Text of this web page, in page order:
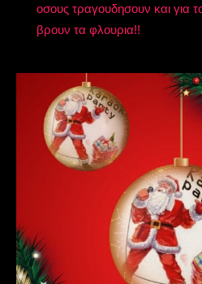
οσους τραγουδησουν και για
βρουν τα φλουρια!!